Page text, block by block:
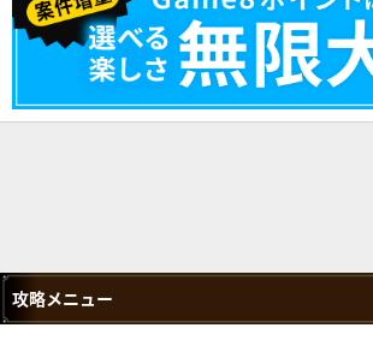
攻略メニュー